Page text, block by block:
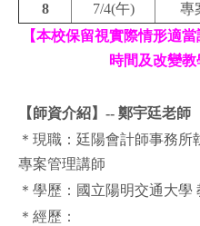
8
7/4(午) 專
【本校保留視實際情形適
時間及改變教
【師資介紹】-- 鄭宇廷老師
＊現職：廷陽會計師事務
專案管理講師
＊學歷：國立陽明交通大學
＊經歷：